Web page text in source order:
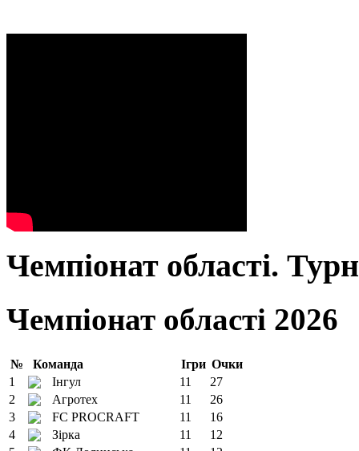
Чемпіонат області.
Чемпіонат області 2026
№ Команда Ігри Очки
1
Інгул 11
27
2
Агротех 11
26
3
FC PROCRAFT 11
16
4
Зірка 11
12